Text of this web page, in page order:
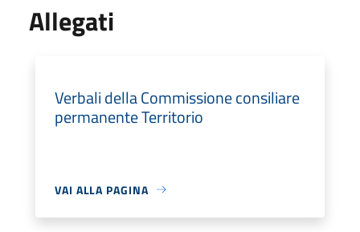
Allegati
Verbali della Commissione consiliare
permanente Territorio
VAI ALLA PAGINA